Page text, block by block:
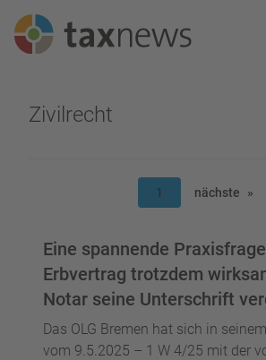
Seminare
Zivilrecht
1 nächste
Eine spannende
Erbvertrag trotzdem
Notar seine Unterschrift
Das OLG Bremen hat sich in
vom 9.5.2025 – 1 W 4/25 mit der